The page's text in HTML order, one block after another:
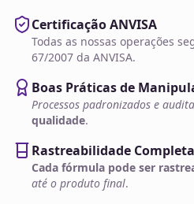
Certificação ANVISA
Todas as nossas operações
67/2007 da ANVISA.
Boas Práticas de
Processos padronizados e
qualidade.
Rastreabilidade Completa
Cada fórmula pode ser
até o produto final.